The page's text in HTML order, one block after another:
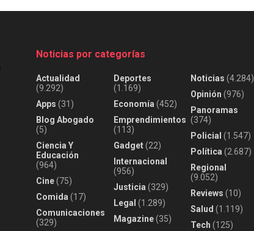
Noticias por categorías
Actualidad
(9.292)
Apps (31)
Blog Abogado
(5)
Ciencia Y
Educación
(964)
Cine(75)
Comida (17)
Comunicaciones
(329)
Deportes
(1.169)
Economía (452)
Emprendimientos
(113)
Gadget(22)
Internacional
(956)
Justicia (329)
Legal (1.289)
Magazine(35)
Noticias (4.284)
Opinión (976)
Panoramas
(374)
Policial (1.547)
Política (2.687)
Regional
(9.052)
Reviews (10)
Salud (1.119)
Tech (125)